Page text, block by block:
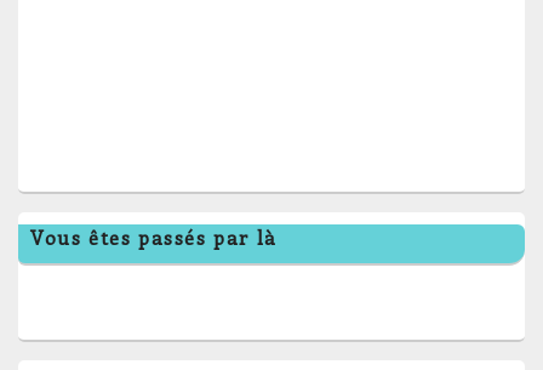
Vous êtes passés par là